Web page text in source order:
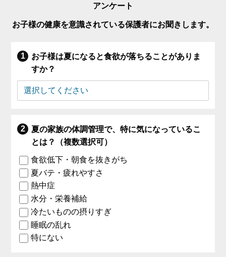
アンケート
お子様の健康を意識されている保護者にお聞きします。
お子様は夏になると食欲が落ちることがありま
すか？
夏の家族の体調管理で、特に気になっているこ
とは？（複数選択可）
食欲低下・朝食を抜きがち
夏バテ・疲れやすさ
熱中症
水分・栄養補給
冷たいものの摂りすぎ
睡眠の乱れ
特にない